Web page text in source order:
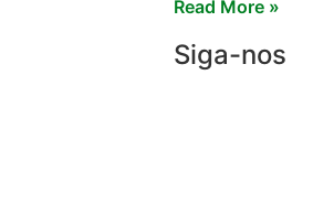
Read More »
Siga-nos